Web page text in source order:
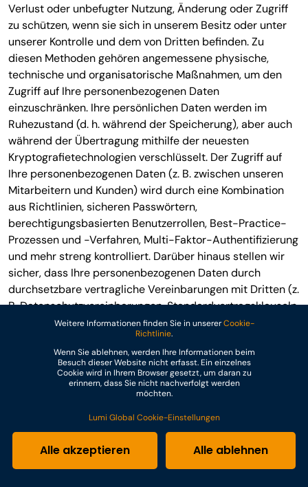
Weitere Informationen finden Sie in unsererCookie-
Richtlinie.
Wenn Sie ablehnen, werden Ihre Informationen beim
Besuch dieser Website nicht erfasst. Ein einzelnes
Cookie wird in Ihrem Browser gesetzt, um daran zu
erinnern, dass Sie nicht nachverfolgt werden
möchten.
Lumi Global Cookie-Einstellungen
Alle akzeptieren Alle ablehnen
Verlust oder unbefugter Nutzung, Änderung oder Zugriff
zu schützen, wenn sie sich in unserem Besitz oder unter
unserer Kontrolle und dem von Dritten befinden. Zu
diesen Methoden gehören angemessene physische,
technische und organisatorische Maßnahmen, um den
Zugriff auf Ihre personenbezogenen Daten
einzuschränken. Ihre persönlichen Daten werden im
Ruhezustand (d. h. während der Speicherung), aber auch
während der Übertragung mithilfe der neuesten
Kryptografietechnologien verschlüsselt. Der Zugriff auf
Ihre personenbezogenen Daten (z. B. zwischen unseren
Mitarbeitern und Kunden) wird durch eine Kombination
aus Richtlinien, sicheren Passwörtern,
berechtigungsbasierten Benutzerrollen, Best-Practice-
Prozessen und -Verfahren, Multi-Faktor-Authentifizierung
und mehr streng kontrolliert. Darüber hinaus stellen wir
sicher, dass Ihre personenbezogenen Daten durch
durchsetzbare vertragliche Vereinbarungen mit Dritten (z.
B. Datenschutzvereinbarungen, Standardvertragsklauseln,
Vertraulichkeitsklauseln usw.) zusätzlich geschützt
Wenn Sie ein Passwort gewählt haben, das Ihnen den
Zugriff auf bestimmte Teile unserer Website und/oder
Anwendungen ermöglicht, sind Sie für die Geheimhaltung
dieses Passworts verantwortlich. Sie sollten ein Passwort
niemals an Dritte weitergeben und es auch nicht für den
gemeinsamen Zugriff, beispielsweise über ein Netzwerk,
verwenden. Außerdem sollten Sie sicherstellen, dass